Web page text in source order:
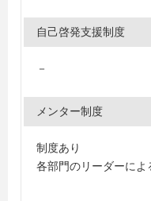
自己啓発支援制度
－
メンター制度
制度あり
各部門のリーダーによ